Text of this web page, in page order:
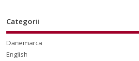
Categorii
Danemarca
English